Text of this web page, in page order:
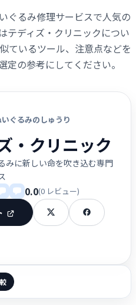
ぐるみ修理サービスで人気の
テディズ・クリニックについ
ているツール、注意点などを
定の参考にしてください。
ぐるみのしゅうり
・クリニック
みに新しい命を吹き込む専門
0.0(0 レビュー)